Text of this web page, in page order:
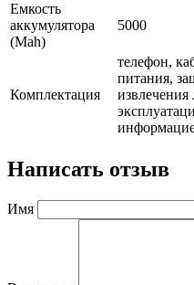
Емкость
аккумулятора
(Mah)
5000
Комплектация
телефон,
питания,
извлечения
Написать отзыв
Имя